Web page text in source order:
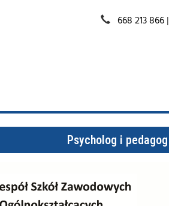
668 213 866|
Psycholog i pedagog